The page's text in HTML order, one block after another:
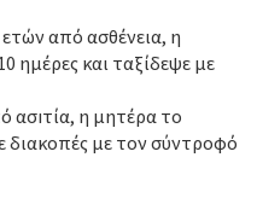
από ασθένεια, η
ημέρες και ταξίδεψε με
ασıτία, η μητέρα το
διακοπές με τον σύντροφό